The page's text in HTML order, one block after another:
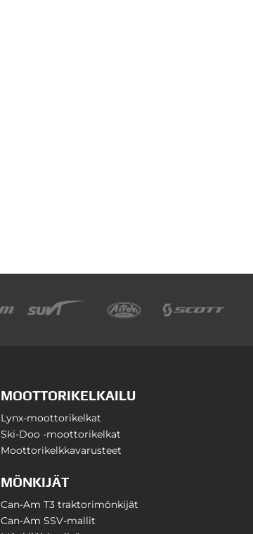
MOOTTORIKELKAILU
Lynx-moottorikelkat
Ski-Doo -moottorikelkat
Moottorikelkkavarusteet
MÖNKIJÄT
Can-Am T3 traktorimönkijät
Can-Am SSV-mallit